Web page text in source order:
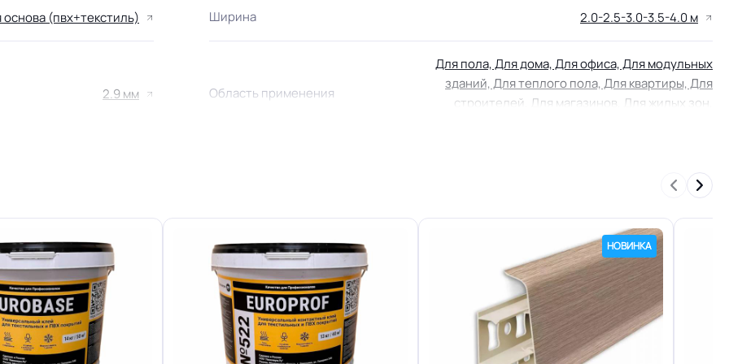
(пвх+текстиль) Ширина 2.0-2.5-3.0-3.5-4.0 м
2.9 мм Область применения
Для пола, Для дома, Для офиса, Для модульных
зданий, Для теплого пола, Для квартиры, Для
строителей, Для магазинов, Для жилых зон,
23/33 кл.
Хорошая
PVH + TEXTILE и полное
отсутствие усадки
Защитный слой 0.40 мм (400) мкм
+-10% мкм
Допуск изменения линейных
НОВИНКА